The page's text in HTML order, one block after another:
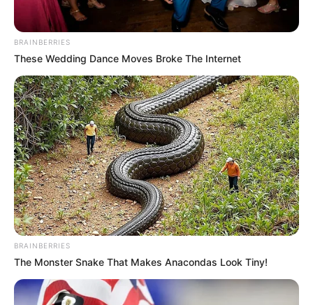
BRAINBERRIES
These Wedding Dance Moves Broke The Internet
BRAINBERRIES
The Monster Snake That Makes Anacondas Look Tiny!